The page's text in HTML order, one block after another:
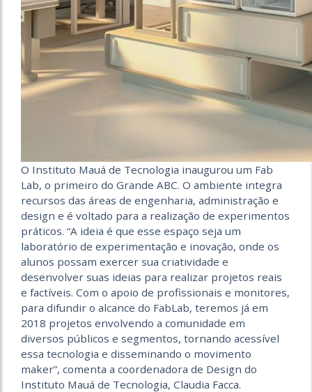
O Instituto Mauá de Tecnologia inaugurou um Fab
Lab, o primeiro do Grande ABC. O ambiente integra
recursos das áreas de engenharia, administração e
design e é voltado para a realização de experimentos
práticos. “A ideia é que esse espaço seja um
laboratório de experimentação e inovação, onde os
alunos possam exercer sua criatividade e
desenvolver suas ideias para realizar projetos reais
e factíveis. Com o apoio de profissionais e monitores,
para difundir o alcance do FabLab, teremos já em
2018 projetos envolvendo a comunidade em
diversos públicos e segmentos, tornando acessível
essa tecnologia e disseminando o movimento
maker”, comenta a coordenadora de Design do
Instituto Mauá de Tecnologia, Claudia Facca.